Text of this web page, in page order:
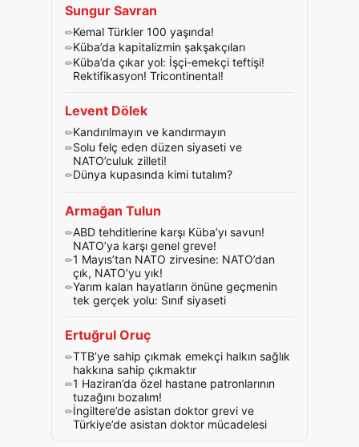
Sungur Savran
Kemal Türkler 100 yaşında!
Küba’da kapitalizmin şakşakçıları
Küba’da çıkar yol: İşçi-emekçi teftişi!
Rektifikasyon! Tricontinental!
Levent Dölek
Kandırılmayın ve kandırmayın
Solu felç eden düzen siyaseti ve
NATO’culuk zilleti!
Dünya kupasında kimi tutalım?
Armağan Tulun
ABD tehditlerine karşı Küba’yı savun!
NATO’ya karşı genel greve!
1 Mayıs’tan NATO zirvesine: NATO’dan
çık, NATO’yu yık!
Yarım kalan hayatların önüne geçmenin
tek gerçek yolu: Sınıf siyaseti
Ertuğrul Oruç
TTB’ye sahip çıkmak emekçi halkın sağlık
hakkına sahip çıkmaktır
1 Haziran’da özel hastane patronlarının
tuzağını bozalım!
İngiltere’de asistan doktor grevi ve
Türkiye’de asistan doktor mücadelesi